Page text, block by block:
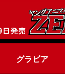
グラビア